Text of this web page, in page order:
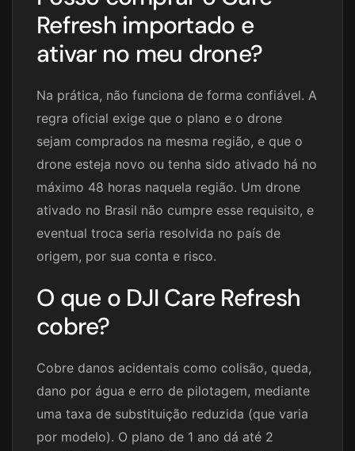
Refresh importado e
ativar no meu drone?
Na prática, não funciona de forma confiável. A
regra oficial exige que o plano e o drone
sejam comprados na mesma região, e que o
drone esteja novo ou tenha sido ativado há no
máximo 48 horas naquela região. Um drone
ativado no Brasil não cumpre esse requisito, e
eventual troca seria resolvida no país de
origem, por sua conta e risco.
O que o DJI Care Refresh
cobre?
Cobre danos acidentais como colisão, queda,
dano por água e erro de pilotagem, mediante
uma taxa de substituição reduzida (que varia
por modelo). O plano de 1 ano dá até 2